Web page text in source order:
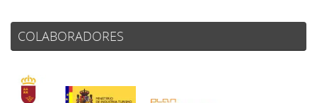
COLABORADORES